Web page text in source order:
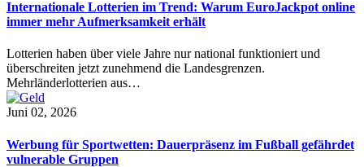
Internationale Lotterien im Trend: Warum EuroJackpot online
immer mehr Aufmerksamkeit erhält
Lotterien haben über viele Jahre nur national funktioniert und
überschreiten jetzt zunehmend die Landesgrenzen.
Mehrländerlotterien aus…
Juni 02, 2026
Werbung für Sportwetten: Dauerpräsenz im Fußball gefährdet
vulnerable Gruppen